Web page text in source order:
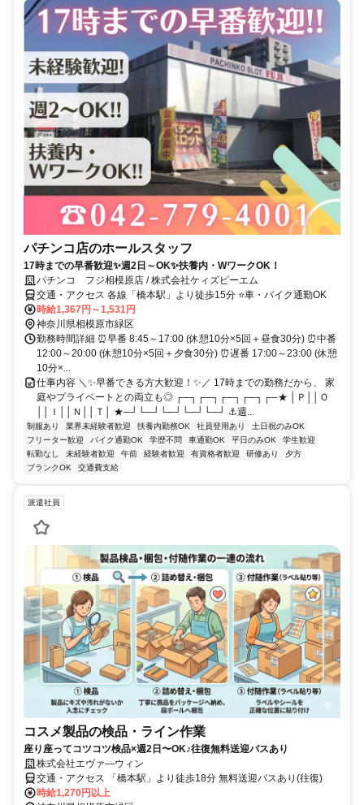
パチンコ店のホールスタッフ
17時までの早番歓迎✨週2日～OK✨扶養内・WワークOK！
パチンコ フジ相模原店 / 株式会社ケィズピーエム
交通・アクセス 各線「橋本駅」より徒歩15分 ⭐車・バイク通勤OK
時給1,367円～1,531円
神奈川県相模原市緑区
勤務時間詳細 ⏰早番 8:45～17:00 (休憩10分×5回＋昼食30分) ⏰中番
12:00～20:00 (休憩10分×5回＋夕食30分) ⏰遅番 17:00～23:00 (休憩
10分×...
仕事内容 ＼✨早番できる方大歓迎！✨／ 17時までの勤務だから、 家
庭やプライベートとの両立も◎ ┌─┐┌─┐┌─┐┌─┐┌─★ │Ｐ││Ｏ
││Ｉ││Ｎ││Ｔ│ ★─┘└─┘└─┘└─┘└─┘ ⚓週...
制服あり 業界未経験者歓迎 扶養内勤務OK 社員登用あり
土日祝のみOK
フリーター歓迎
バイク通勤OK 学歴不問 車通勤OK 平日のみOK
学生歓迎
転勤なし
未経験者歓迎 午前 経験者歓迎 有資格者歓迎 研修あり
夕方
ブランクOK
交通費支給
派遣社員
コスメ製品の検品・ライン作業
座り座ってコツコツ検品×週2日〜OK♪往復無料送迎バスあり
株式会社エヴァ―ウィン
交通・アクセス 「橋本駅」より徒歩18分 無料送迎バスあり(往復)
時給1,270円以上